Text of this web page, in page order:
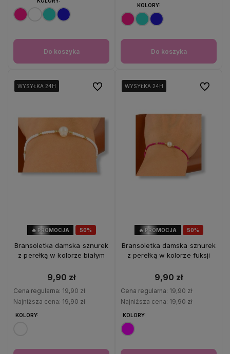
Do koszyka
KOLORY:
Do koszyka
50%
🔥 PROMOCJA
WYSYŁKA 24H
WYSYŁKA 24H
Bransoletka damska sznurek
z perełką w kolorze białym
9,90 zł
Cena regularna: 19,90 zł
Najniższa cena: 19,90 zł
KOLORY:
Do ulubionych
50%
🔥 PROMOCJA
WYSYŁKA 24H
WYSYŁKA 24H
Bransoletka damska sznurek
z perełką w kolorze fuksji
9,90 zł
Cena regularna: 19,90 zł
Najniższa cena: 19,90 zł
KOLORY:
Do